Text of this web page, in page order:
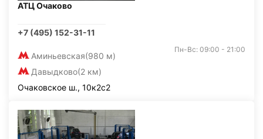
АТЦ Очаково
+7 (495) 152-31-11
Аминьевская(980 м)
Давыдково(2 км)
Пн-Вс: 09:00 - 21:00
Очаковское ш., 10к2с2